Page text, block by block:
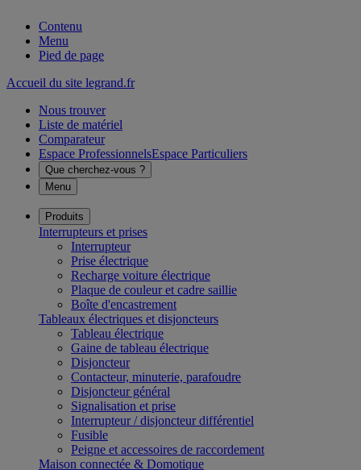
Contenu
Menu
Pied de page
Accueil du site legrand.fr
Nous trouver
Liste de matériel
Comparateur
Espace ProfessionnelsEspace Particuliers
Que cherchez-vous ?
Menu
Produits
Interrupteurs et prises
Interrupteur
Prise électrique
Recharge voiture électrique
Plaque de couleur et cadre saillie
Boîte d'encastrement
Tableaux électriques et disjoncteurs
Tableau électrique
Gaine de tableau électrique
Disjoncteur
Contacteur, minuterie, parafoudre
Disjoncteur général
Signalisation et prise
Interrupteur / disjoncteur différentiel
Fusible
Peigne et accessoires de raccordement
Maison connectée & Domotique